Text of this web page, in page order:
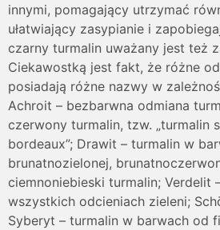
innymi, pomagający utrzymać
ułatwiający zasypianie i
czarny turmalin uważany jest też
Ciekawostką jest fakt, że różne
posiadają różne nazwy w
Achroit – bezbarwna odmiana
czerwony turmalin, tzw. „turmalin
bordeaux”; Drawit – turmalin w
brunatnozielonej,
ciemnoniebieski turmalin; Verdelit
wszystkich odcieniach zieleni;
Syberyt – turmalin w barwach od